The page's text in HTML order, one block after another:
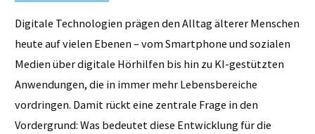
mit
Demenz"
Digitale Technologien prägen den Alltag älterer Menschen
heute auf vielen Ebenen – vom Smartphone und sozialen
Medien über digitale Hörhilfen bis hin zu KI-gestützten
Anwendungen, die in immer mehr Lebensbereiche
vordringen. Damit rückt eine zentrale Frage in den
Vordergrund: Was bedeutet diese Entwicklung für die